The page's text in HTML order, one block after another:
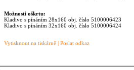
Možnosti oškrtu:
Kladivo s pínáním 28x160 obj. číslo 5100006423
Kladivo s pínáním 32x160 obj. číslo 5100006424
Vytisknout na tiskárně | Poslat odkaz